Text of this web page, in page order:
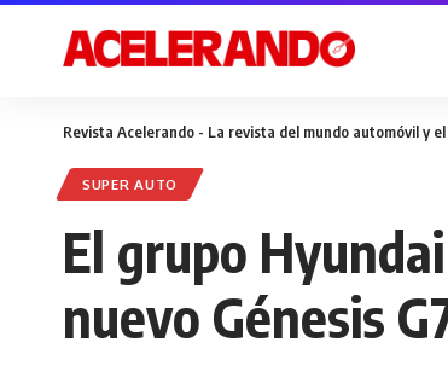
Revista Acelerando - La revista del mundo automóvil y
SUPER AUTO
El grupo
nuevo Génesis